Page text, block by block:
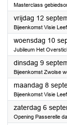
Masterclass
vrijdag 12
Bijeenkomst Visie
woensdag 10
Jubileum Het
dinsdag 9
Bijeenkomst Zwolse
maandag 8
Bijeenkomst Visie
zaterdag 6
Opening Passerelle